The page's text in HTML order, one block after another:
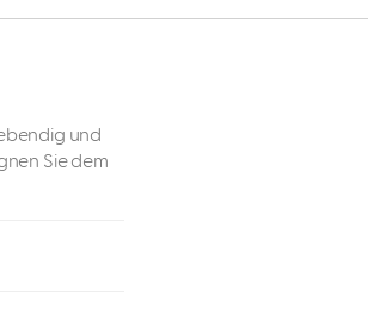
und
Sie dem